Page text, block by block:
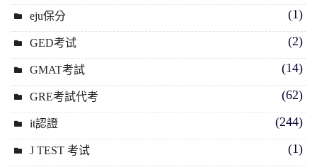
eju保分 (1)
GED考试 (2)
GMAT考試 (14)
GRE考試代考 (62)
it認證 (244)
J TEST 考试 (1)